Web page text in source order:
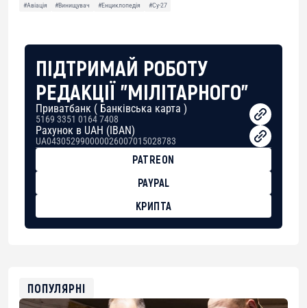
#Авіація #Винищувач #Енциклопедія #Су-27
ПІДТРИМАЙ РОБОТУ
РЕДАКЦІЇ "МІЛІТАРНОГО"
Приватбанк ( Банківська карта )
5169 3351 0164 7408
Рахунок в UAH (IBAN)
UA043052990000026007015028783
PATREON
PAYPAL
КРИПТА
ПОПУЛЯРНІ